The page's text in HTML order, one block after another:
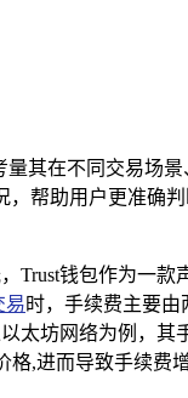
其在不同交易场
帮助用户更准确
Trust钱包作为一款
易时，手续费主要
坊网络为例，其
,进而导致手续费增